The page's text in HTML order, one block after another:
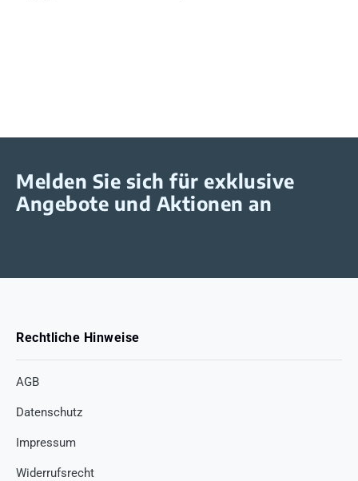
Melden Sie sich für exklusive
Angebote und Aktionen an
Rechtliche Hinweise
AGB
Datenschutz
Impressum
Widerrufsrecht